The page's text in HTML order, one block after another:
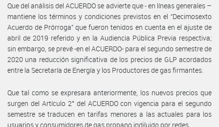
Que del análisis del ACUERDO se advierte que - en líneas generales –
mantiene los términos y condiciones previstos en el “Decimosexto
Acuerdo de Prórroga” que fueron tenidos en cuenta en el ajuste de
abril de 2019 referido y en la Audiencia Pública Previa respectiva;
sin embargo, se prevé -en el ACUERDO- para el segundo semestre de
2020 una reducción significativa de los precios de GLP acordados
entre la Secretaría de Energía y los Productores de gas firmantes.
Que tal como se expresara anteriormente, los nuevos precios que
surgen del Artículo 2° del ACUERDO con vigencia para el segundo
semestre se traducen en tarifas menores a las actuales para los
usuarios y consumidores de gas propano indiluido por redes.